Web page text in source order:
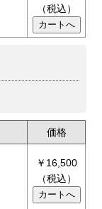
（税込）
価格
￥16,500
（税込）